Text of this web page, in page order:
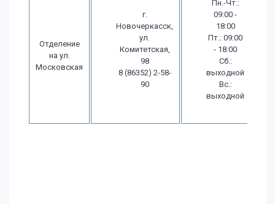
Отделение
на ул.
Московская
г.
Новочеркасск,
ул.
Комитетская,
98
8 (86352) 2-58-
90
Пн.-Чт.:
09:00 -
18:00
Пт.: 09:00
- 18:00
Сб.:
выходной
Вс.:
выходной